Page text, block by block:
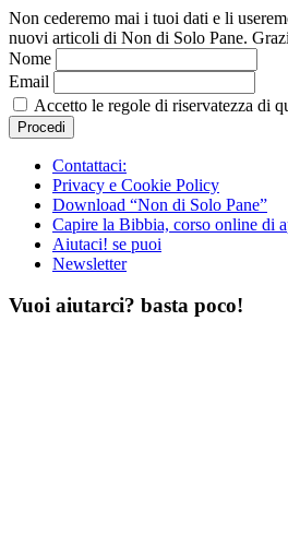
Non cederemo mai i tuoi dati e li
nuovi articoli di Non di Solo Pane.
Nome
Email
Accetto le regole di riservatezza di
Contattaci:
Privacy e Cookie Policy
Download “Non di Solo Pane”
Capire la Bibbia, corso online di
Aiutaci! se puoi
Newsletter
Vuoi aiutarci? basta poco!